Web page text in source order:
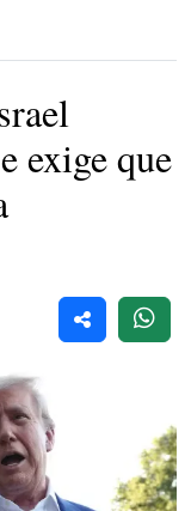
exige que